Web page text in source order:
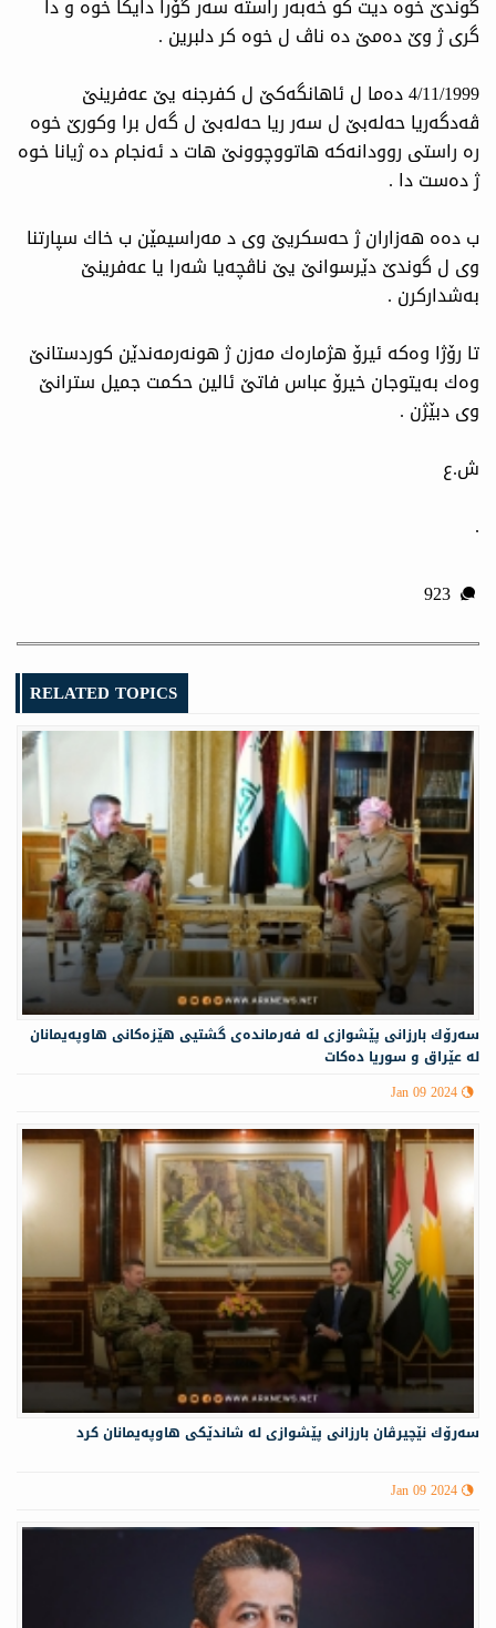
گوندێ خوه‌ دیت كو خه‌به‌ر راسته‌ سه‌ر گۆرا دایكا خوه‌ و دا
گری ژ وێ ده‌مێ ده‌ ناڤ ل خوه‌ كر دلبرین .
4/11/1999 ده‌ما ل ئاهانگه‌كێ ل كفرجنه‌ یێ عه‌فرینێ
ڤه‌دگه‌ریا حه‌له‌بێ ل سه‌ر ریا حه‌له‌بێ ل گه‌ل برا وكورێ خوه‌
ره‌ راستی روودانه‌كه‌ هاتووچوونێ هات د ئه‌نجام ده‌ ژیانا خوه‌
ژ ده‌ست دا .
ب ده‌ه‌ هه‌زاران ژ حه‌سكریێ وی د مه‌راسیمێن ب خاك سپارتنا
وی ل گوندێ دێرسوانێ یێ ناڤچه‌یا شه‌را یا عه‌فرینێ
به‌شداركرن .
تا رۆژا وه‌كه‌ ئیرۆ هژماره‌ك مه‌زن ژ هونه‌رمه‌ندێن كوردستانێ
وه‌ك به‌یتوجان خیرۆ عباس فاتێ ئالین حكمت جمیل سترانێ
وی دبێژن .
ش.ع
.
RELATED TOPICS
سه‌رۆك بارزانى پێشوازى لە فه‌رمانده‌ی گشتیی هێزه‌كانی هاوپه‌یمانان
لە عێراق و سوریا دەکات
Jan 09 2024
سه‌رۆك نێچيرڤان بارزانى پێشوازى له‌ شاندێكی هاوپه‌یمانان كرد
Jan 09 2024